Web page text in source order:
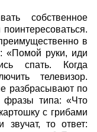
собственное
в
«Помой руки, иди
спать. Когда
телевизор.
разбрасывают по
фразы типа: «Что
с грибами
то ответ: